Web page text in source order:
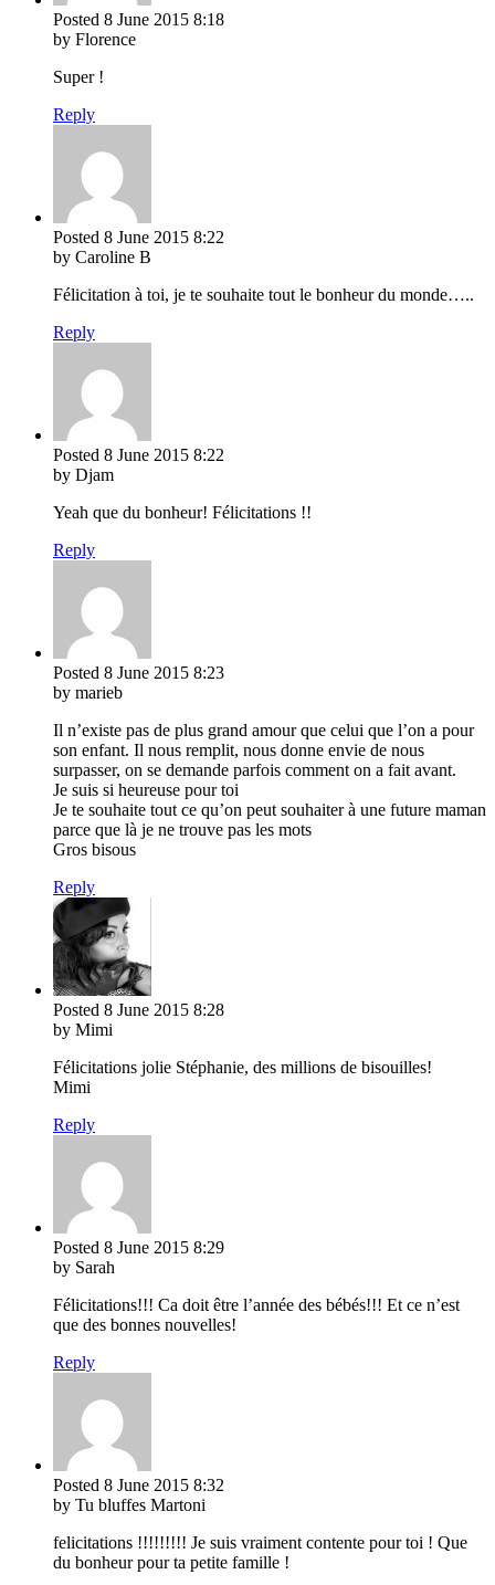
Posted 8 June 2015 8:18
by Florence
Super !
Reply
Posted 8 June 2015 8:22
by Caroline B
Félicitation à toi, je te souhaite tout le bonheur du monde…..
Reply
Posted 8 June 2015 8:22
by Djam
Yeah que du bonheur! Félicitations !!
Reply
Posted 8 June 2015 8:23
by marieb
Il n’existe pas de plus grand amour que celui que l’on a pour
son enfant. Il nous remplit, nous donne envie de nous
surpasser, on se demande parfois comment on a fait avant.
Je suis si heureuse pour toi
Je te souhaite tout ce qu’on peut souhaiter à une future maman
parce que là je ne trouve pas les mots
Gros bisous
Reply
Posted 8 June 2015 8:28
by Mimi
Félicitations jolie Stéphanie, des millions de bisouilles!
Mimi
Reply
Posted 8 June 2015 8:29
by Sarah
Félicitations!!! Ca doit être l’année des bébés!!! Et ce n’est
que des bonnes nouvelles!
Reply
Posted 8 June 2015 8:32
by Tu bluffes Martoni
felicitations !!!!!!!!! Je suis vraiment contente pour toi ! Que
du bonheur pour ta petite famille !